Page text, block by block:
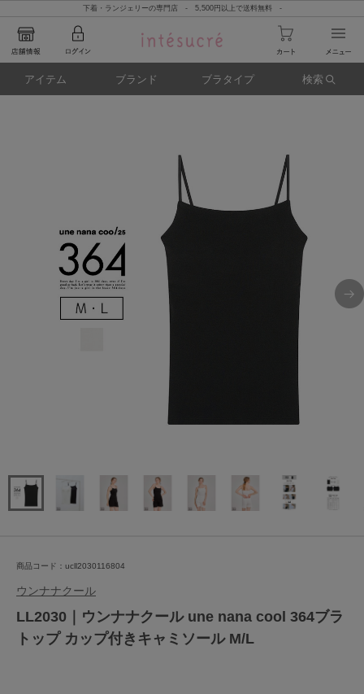
下着・ランジェリーの専門店 - 5,500円以上で送料無料 -
アイテム ブランド ブラタイプ 検索
商品コード：ucll2030116804
ウンナナクール
LL2030｜ウンナナクール une nana cool 364ブラ
トップ カップ付きキャミソール M/L